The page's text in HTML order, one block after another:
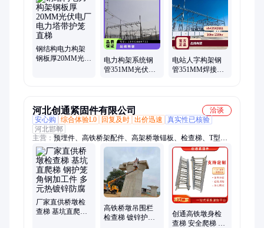
望塔、通讯塔、烟筒塔、装饰塔、消防训练塔、拉线测风塔、楼
顶标志塔、训练塔、电力塔、不锈钢工艺塔、监控杆、拉线塔、
信号塔
钢结构电力构架
钢板厚20MM光伏
电力构架系统钢
管351MM光伏电
电站人字构架钢
管351MM焊接与
河北创通紧固件有限公司
洽谈
安心购
综合体验L0 回复及时 出价迅速
真实性已核验
河北邯郸
主营： 预埋件、高铁桥架配件、高架桥墩锚板、检查梯、T型钢
桁架防撞挡块、抗震桥梁预埋件加工、公路钢桁架防撞梁挡块、
铁路桥梁限位挡块、市政桥梁防落梁挡块、热镀锌桥梁预埋件、
轨道桥梁抗震挡块、城际桥梁防坠梁挡块、合金共渗桥梁预埋
件、路桥工程防落梁构件、高速路桥预埋挡块、轨道交通桥梁预
埋件、铁路专用钢横梁、防腐型钢横梁、工程基建钢横梁、公路
桥梁钢横梁、重载型钢横梁、人行天桥钢横梁、非标定制钢横
梁、干线铁路钢横梁、高架桥梁钢横梁
厂家直供桥墩检
查梯 基坑直爬梯
高铁桥墩吊围栏
检查梯 镀锌护笼
创通高铁墩身检
查梯 安全爬梯 热